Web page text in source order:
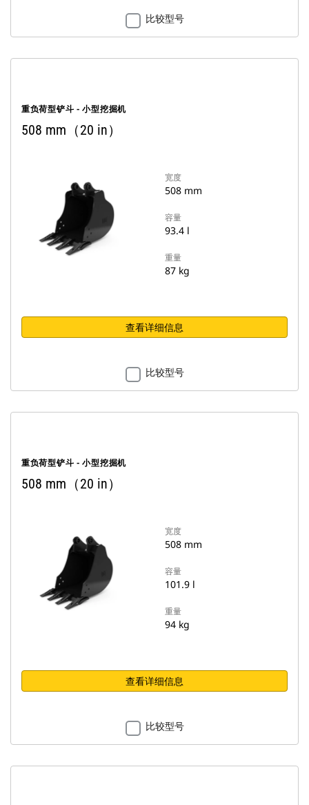
比较型号
重负荷型铲斗 - 小型挖掘机
508 mm（20 in）
宽度
508 mm
容量
93.4 l
重量
87 kg
查看详细信息
比较型号
重负荷型铲斗 - 小型挖掘机
508 mm（20 in）
宽度
508 mm
容量
101.9 l
重量
94 kg
查看详细信息
比较型号